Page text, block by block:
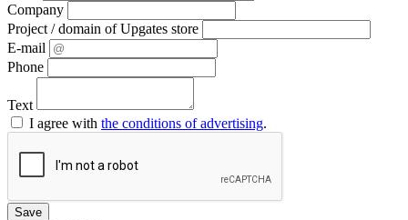
Company
Project / domain of Upgates store
E-mail
Phone
Text
I agree with the conditions of advertising.